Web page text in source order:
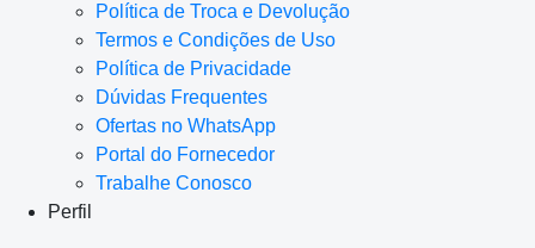
Política de Troca e Devolução
Termos e Condições de Uso
Política de Privacidade
Dúvidas Frequentes
Ofertas no WhatsApp
Portal do Fornecedor
Trabalhe Conosco
Perfil